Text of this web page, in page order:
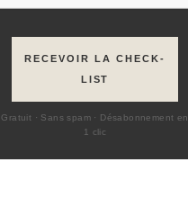
RECEVOIR LA CHECK-
LIST
Gratuit · Sans spam · Désabonnement en
1 clic